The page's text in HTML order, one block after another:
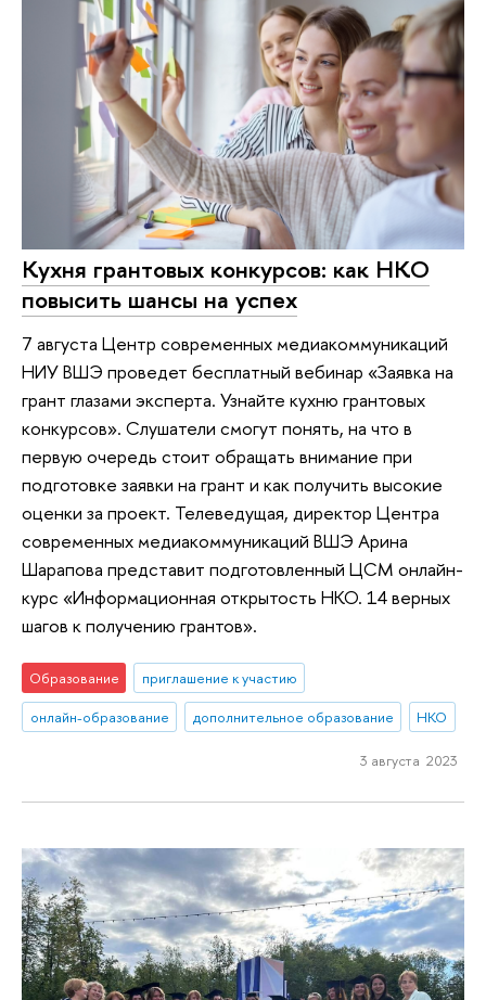
Кухня грантовых конкурсов: как НКО
повысить шансы на успех
7 августа Центр современных медиакоммуникаций
НИУ ВШЭ проведет бесплатный вебинар «Заявка на
грант глазами эксперта. Узнайте кухню грантовых
конкурсов». Слушатели смогут понять, на что в
первую очередь стоит обращать внимание при
подготовке заявки на грант и как получить высокие
оценки за проект. Телеведущая, директор Центра
современных медиакоммуникаций ВШЭ Арина
Шарапова представит подготовленный ЦСМ онлайн-
курс «Информационная открытость НКО. 14 верных
шагов к получению грантов».
Образование
приглашение к участию
онлайн-образование
дополнительное образование НКО
3 августа 2023